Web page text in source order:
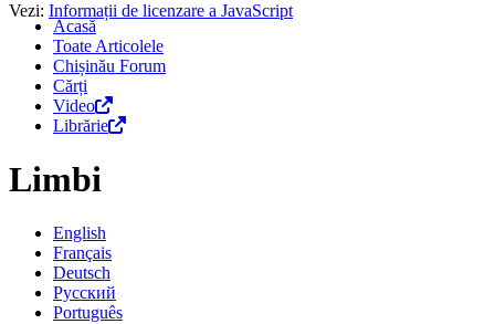
Vezi: Informații de licenzare a JavaScript
Acasă
Toate Articolele
Chișinău Forum
Cărți
Video
Librărie
Limbi
English
Français
Deutsch
Русский
Português